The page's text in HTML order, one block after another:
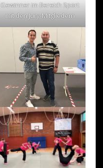
Gewinner im Bereich Sport
mit den Jury-Mitgliedern